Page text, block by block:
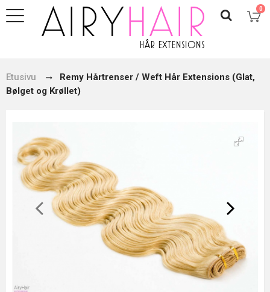
0
Etusivu
Remy Hårtrenser / Weft Hår Extensions (Glat,
Bølget og Krøllet)